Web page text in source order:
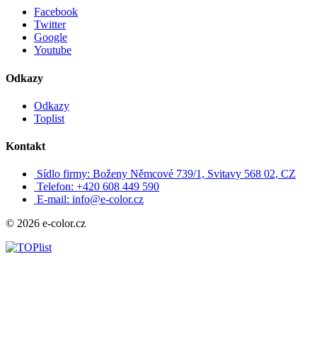
Facebook
Twitter
Google
Youtube
Odkazy
Odkazy
Toplist
Kontakt
Sídlo firmy: Boženy Němcové 739/1, Svitavy 568 02, CZ
Telefon: +420 608 449 590
E-mail: info@e-color.cz
© 2026 e-color.cz